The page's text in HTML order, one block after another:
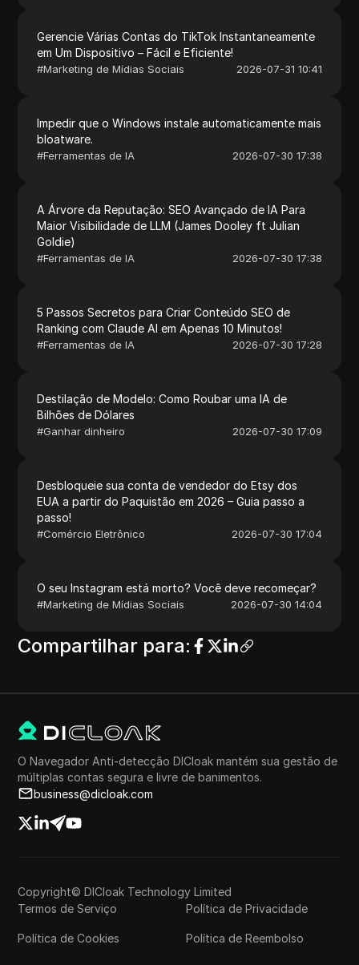
Gerencie Várias Contas do TikTok Instantaneamente
em Um Dispositivo – Fácil e Eficiente!
#Marketing de Mídias Sociais 2026-07-31 10:41
Impedir que o Windows instale automaticamente mais
bloatware.
#Ferramentas de IA 2026-07-30 17:38
A Árvore da Reputação: SEO Avançado de IA Para
Maior Visibilidade de LLM (James Dooley ft Julian
Goldie)
#Ferramentas de IA 2026-07-30 17:38
5 Passos Secretos para Criar Conteúdo SEO de
Ranking com Claude AI em Apenas 10 Minutos!
#Ferramentas de IA 2026-07-30 17:28
Destilação de Modelo: Como Roubar uma IA de
Bilhões de Dólares
#Ganhar dinheiro 2026-07-30 17:09
Desbloqueie sua conta de vendedor do Etsy dos
EUA a partir do Paquistão em 2026 – Guia passo a
passo!
#Comércio Eletrônico 2026-07-30 17:04
O seu Instagram está morto? Você deve recomeçar?
#Marketing de Mídias Sociais 2026-07-30 14:04
Compartilhar para:
O Navegador Anti-detecção DICloak mantém sua gestão de
múltiplas contas segura e livre de banimentos.
business@dicloak.com
Copyright© DICloak Technology Limited
Termos de Serviço
Política de Privacidade
Política de Cookies Política de Reembolso